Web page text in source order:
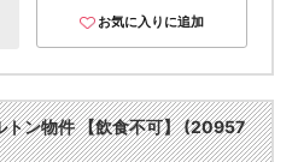
お気に入りに追加
トン物件 【飲食不可】 (20957